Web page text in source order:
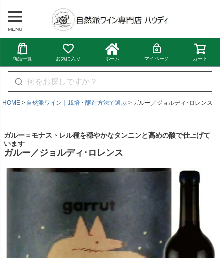
MENU
商品一覧 お気に入り ホーム マイページ カート
HOME 自然派ワイン｜栽培・醸造方法で選ぶ ガルー／ジョルディ･ロレンス
ガルー＝モナストレル種を穏やかなタンニンと高めの酸で仕上げて
います
ガルー／ジョルディ･ロレンス